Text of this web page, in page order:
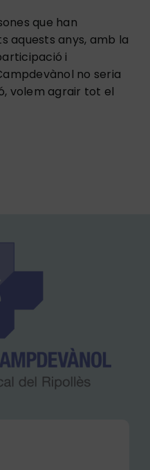
que han
aquests anys, amb la
i
no seria
volem agrair tot el